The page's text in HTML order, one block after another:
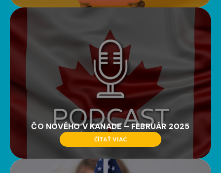
ČO NOVÉHO V KANADE – FEBRUÁR 2025
ČÍTAŤ VIAC